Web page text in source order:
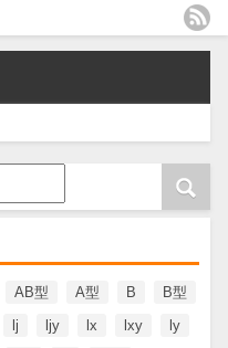
AB型 A型 B
B型
lj ljy lx lxy
ly